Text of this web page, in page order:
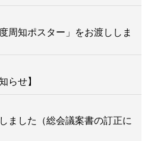
周知ポスター」をお渡ししま
らせ】
ました（総会議案書の訂正に